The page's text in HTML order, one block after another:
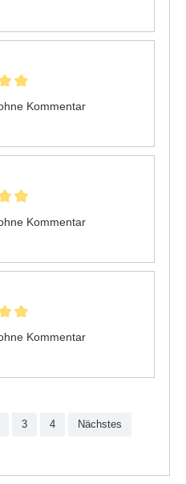
Kommentar
Kommentar
Kommentar
3 4 Nächstes